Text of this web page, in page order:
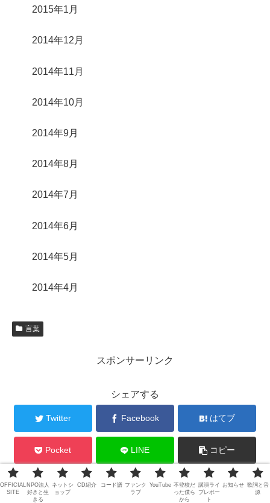
2015年1月
2014年12月
2014年11月
2014年10月
2014年9月
2014年8月
2014年7月
2014年6月
2014年5月
2014年4月
言葉
スポンサーリンク
シェアする
Twitter Facebook はてブ
Pocket LINE コピー
jerrybeansをフォローする
OFFICIAL
SITE
NPO法人
好きと生
きる
ネットシ
ョップ
CD紹介 コード譜 ファンク
ラブ
YouTube 不登校だ
った僕ら
から
講演ライ
ブレポー
ト
お知らせ 歌詞と音
源